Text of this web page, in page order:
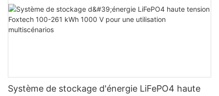
Système de stockage d'énergie LiFePO4 haute